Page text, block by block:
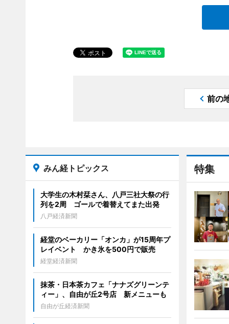
前の
特集
みん経トピックス
大学生の木村栞さん、八戸三社大祭の行
列を2周 ゴールで着替えてまた出発
八戸経済新聞
経堂のベーカリー「オンカ」が15周年プ
レイベント かき氷を500円で販売
経堂経済新聞
抹茶・日本茶カフェ「ナナズグリーンテ
ィー」、自由が丘2号店 新メニューも
自由が丘経済新聞